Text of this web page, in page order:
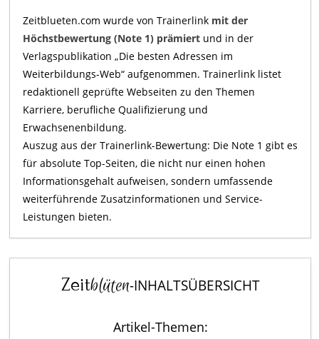
Zeitblueten.com wurde von Trainerlink mit der
Höchstbewertung (Note 1) prämiert und in der
Verlagspublikation „Die besten Adressen im
Weiterbildungs-Web“ aufgenommen. Trainerlink listet
redaktionell geprüfte Webseiten zu den Themen
Karriere, berufliche Qualifizierung und
Erwachsenenbildung.
Auszug aus der Trainerlink-Bewertung: Die Note 1 gibt es
für absolute Top-Seiten, die nicht nur einen hohen
Informationsgehalt aufweisen, sondern umfassende
weiterführende Zusatzinformationen und Service-
Leistungen bieten.
Zeitblüten-INHALTSÜBERSICHT
Artikel-Themen: